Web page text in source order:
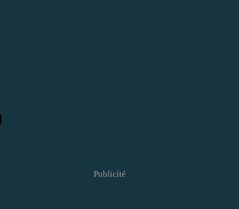
Publicité